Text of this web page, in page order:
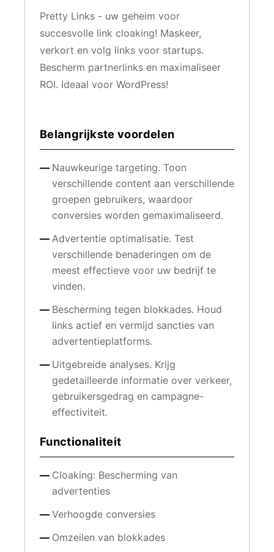
Pretty Links - uw geheim voor
succesvolle link cloaking! Maskeer,
verkort en volg links voor startups.
Bescherm partnerlinks en maximaliseer
ROI. Ideaal voor WordPress!
Belangrijkste voordelen
Nauwkeurige targeting. Toon
verschillende content aan verschillende
groepen gebruikers, waardoor
conversies worden gemaximaliseerd.
Advertentie optimalisatie. Test
verschillende benaderingen om de
meest effectieve voor uw bedrijf te
vinden.
Bescherming tegen blokkades. Houd
links actief en vermijd sancties van
advertentieplatforms.
Uitgebreide analyses. Krijg
gedetailleerde informatie over verkeer,
gebruikersgedrag en campagne-
effectiviteit.
Functionaliteit
Cloaking: Bescherming van
advertenties
Verhoogde conversies
Omzeilen van blokkades